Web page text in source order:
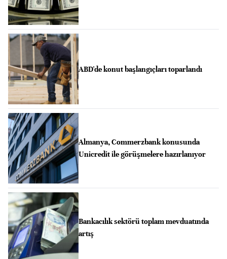
ABD'de konut başlangıçları toparlandı
Almanya, Commerzbank konusunda
Unicredit ile görüşmelere hazırlanıyor
Bankacılık sektörü toplam mevduatında
artış